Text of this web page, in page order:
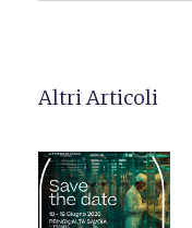
Altri Articoli